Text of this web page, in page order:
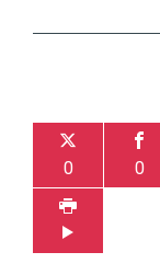
0 0